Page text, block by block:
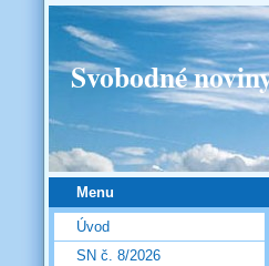
Svobodné
Menu
Úvod
SN č. 8/2026